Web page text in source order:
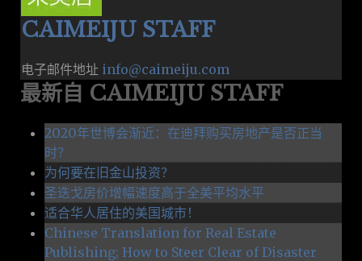
CAIMEIJU STAFF
电子邮件地址 info@caimeiju.com
最新自 CAIMEIJU STAFF
2020年世博会渐近：在迪拜购买房地产是否正当
时？
为何要在旧金山投资？
圣迭戈房价增幅速度高于全美平均水平
适合华人居住的美国城市！
Chinese Translation for Real Estate
Publishing; How to Steer Clear of Disaster